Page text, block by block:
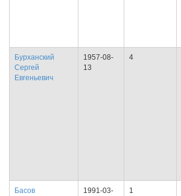
Бурханский
Сергей
Евгеньевич
1957-08-
13
4
Басов
1991-03-
1